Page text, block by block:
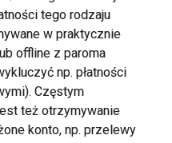
tego rodzaju
w praktycznie
offline z paroma
np. płatności
Częstym
też otrzymywanie
konto, np. przelewy